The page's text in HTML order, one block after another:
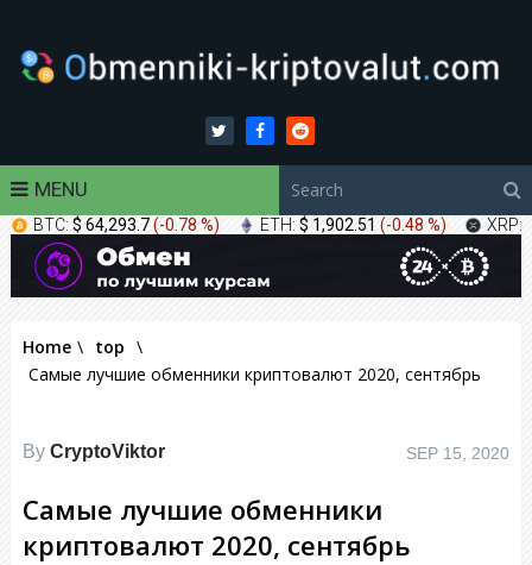
MENU
BTC: $ 64,293.7(-0.78 %) ETH: $ 1,902.51 (-0.48 %) XRP:
Home \ top \
Самые лучшие обменники криптовалют 2020, сентябрь
By CryptoViktor SEP 15, 2020
Самые лучшие обменники
криптовалют 2020, сентябрь